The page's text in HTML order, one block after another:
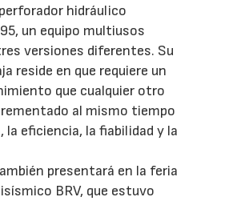
hidráulico
un equipo multiusos
versiones diferentes. Su
reside en que requiere un
que cualquier otro
al mismo tiempo
la eficiencia, la fiabilidad y la
presentará en la feria
BRV, que estuvo